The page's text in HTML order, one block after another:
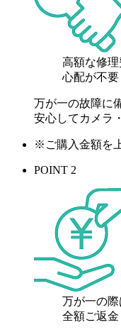
高額な修
心配が不要
万が一の故障に
安心してカメラ
※ご購入金額を
POINT 2
万が一の際
全額ご返金